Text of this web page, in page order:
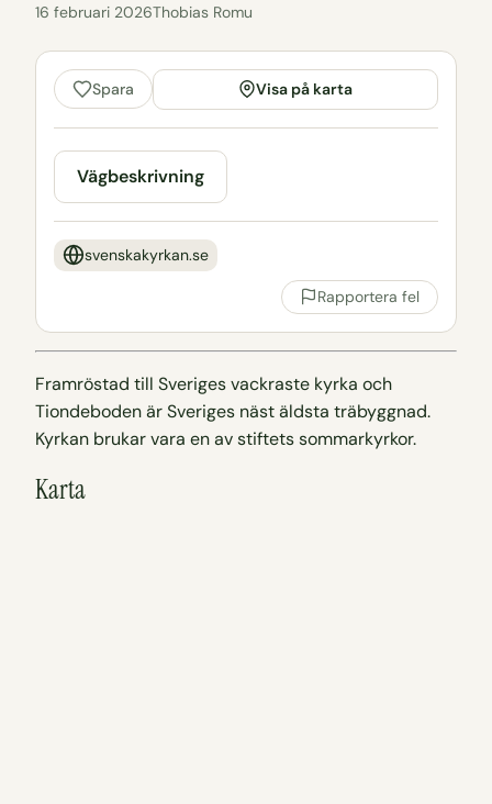
16 februari 2026Thobias Romu
Spara Visa på karta
Vägbeskrivning
svenskakyrkan.se
Rapportera fel
Framröstad till Sveriges vackraste kyrka och
Tiondeboden är Sveriges näst äldsta träbyggnad.
Kyrkan brukar vara en av stiftets sommarkyrkor.
Karta